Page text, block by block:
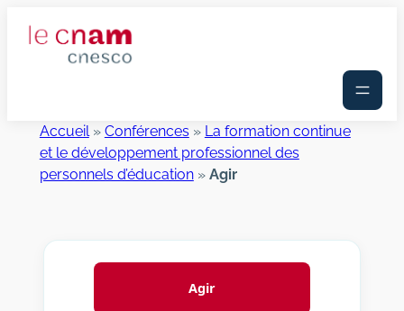
Accueil» Conférences» La formation continue
et le développement professionnel des
personnels d’éducation» Agir
Agir